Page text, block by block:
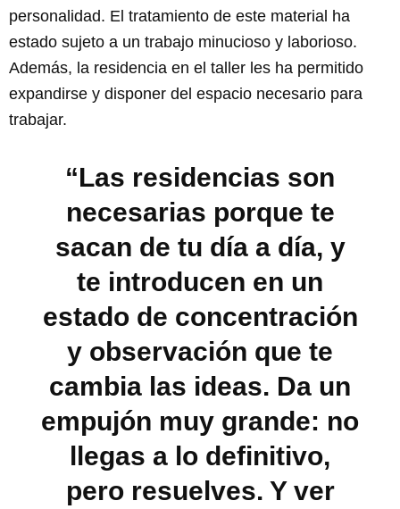
personalidad. El tratamiento de este material ha
estado sujeto a un trabajo minucioso y laborioso.
Además, la residencia en el taller les ha permitido
expandirse y disponer del espacio necesario para
trabajar.
“Las residencias son
necesarias porque te
sacan de tu día a día, y
te introducen en un
estado de concentración
y observación que te
cambia las ideas. Da un
empujón muy grande: no
llegas a lo definitivo,
pero resuelves. Y ver